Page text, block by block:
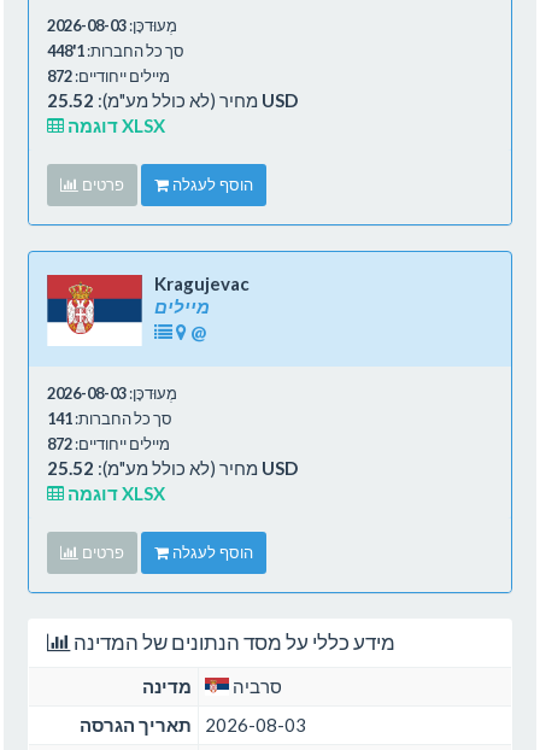
מְעוּדכָּן:2026-08-03
סך כל החברות:1'448
מיילים ייחודיים:872
מחיר (לא כולל מע"מ): 25.52 USD
דוגמה XLSX
פרטים הוסף לעגלה
Kragujevac
מיילים
@
מְעוּדכָּן:2026-08-03
סך כל החברות:141
מיילים ייחודיים:872
מחיר (לא כולל מע"מ): 25.52 USD
דוגמה XLSX
פרטים הוסף לעגלה
מידע כללי על מסד הנתונים של המדינה
מדינה
סרביה
תאריך הגרסה
2026-08-03